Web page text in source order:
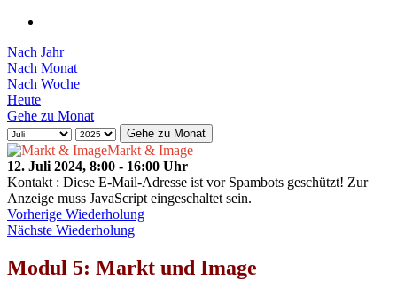
Nach Jahr
Nach Monat
Nach Woche
Heute
Gehe zu Monat
Gehe zu Monat
Markt & Image
12. Juli 2024, 8:00 - 16:00 Uhr
Kontakt : Diese E-Mail-Adresse ist vor Spambots geschützt! Zur
Anzeige muss JavaScript eingeschaltet sein.
Vorherige Wiederholung
Nächste Wiederholung
Modul 5: Markt und Image